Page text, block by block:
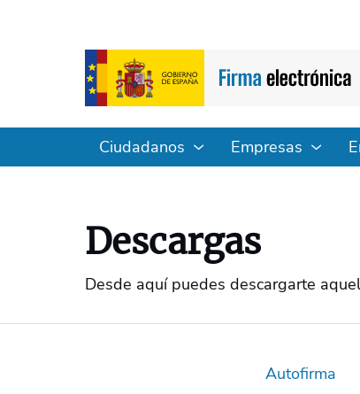
Ciudadanos Empresas
Descargas
Desde aquí puedes descargarte
Autofirma